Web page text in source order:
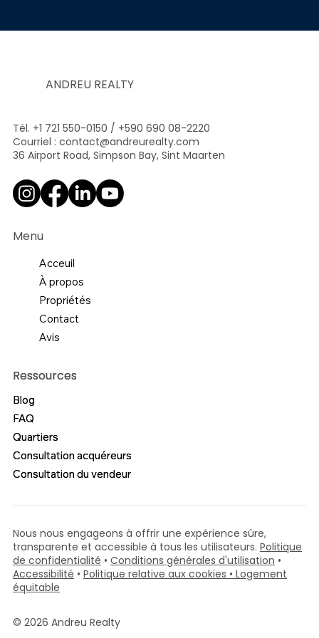
ANDREU REALTY
Tél. +1 721 550-0150 / +590 690 08-2220
Courriel : contact@andreurealty.com
36 Airport Road, Simpson Bay, Sint Maarten
© 2026 Andreu Realty
Nous nous engageons à offrir une expérience sûre,
transparente et accessible à tous les utilisateurs. Politique
de confidentialité • Conditions générales d'utilisation •
Accessibilité • Politique relative aux cookies • Logement
équitable
Menu
Acceuil
À propos
Propriétés
Contact
Avis
Ressources
Blog
FAQ
Quartiers
Consultation acquéreurs
Consultation du vendeur
Ressources
Blog
FAQ
Quartiers
Consultation acquéreurs
Consultation du vendeur